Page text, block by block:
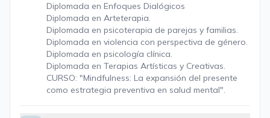
Diplomada en Enfoques Dialógicos
Diplomada en Arteterapia.
Diplomada en psicoterapia de parejas y familias.
Diplomada en violencia con perspectiva de género.
Diplomada en psicología clínica.
Diplomada en Terapias Artísticas y Creativas.
CURSO: "Mindfulness: La expansión del presente
como estrategia preventiva en salud mental".